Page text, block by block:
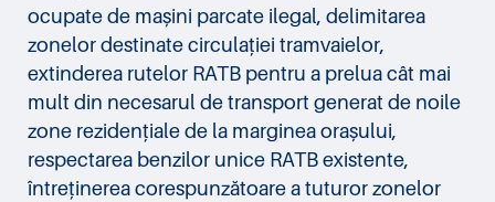
ocupate de mașini parcate ilegal, delimitarea
zonelor destinate circulației tramvaielor,
extinderea rutelor RATB pentru a prelua cât mai
mult din necesarul de transport generat de noile
zone rezidențiale de la marginea orașului,
respectarea benzilor unice RATB existente,
întreținerea corespunzătoare a tuturor zonelor